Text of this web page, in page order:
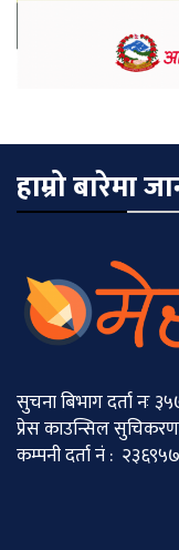
हाम्रो बारेमा
सुचना बिभाग दर्ता नः
प्रेस काउन्सिल सुचिकरण
कम्पनी दर्ता नं :